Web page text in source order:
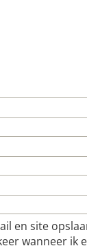
en site
wanneer ik